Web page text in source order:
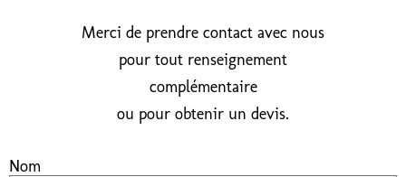
Merci de prendre contact avec nous
pour tout renseignement
complémentaire
ou pour obtenir un devis.
Nom